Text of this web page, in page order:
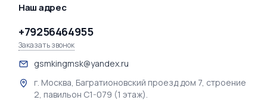
Наш адрес
+79256464955
Заказать звонок
gsmkingmsk@yandex.ru
г. Москва, Багратионовский проезд дом 7, строение
2, павильон С1-079 (1 этаж).